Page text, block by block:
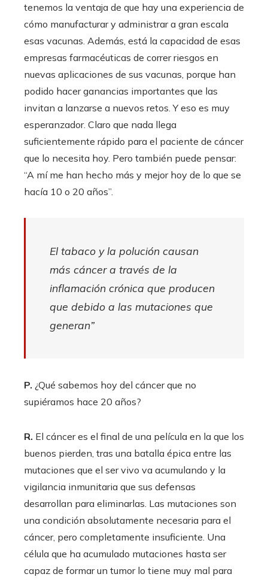
tenemos la ventaja de que hay una experiencia de
cómo manufacturar y administrar a gran escala
esas vacunas. Además, está la capacidad de esas
empresas farmacéuticas de correr riesgos en
nuevas aplicaciones de sus vacunas, porque han
podido hacer ganancias importantes que las
invitan a lanzarse a nuevos retos. Y eso es muy
esperanzador. Claro que nada llega
suficientemente rápido para el paciente de cáncer
que lo necesita hoy. Pero también puede pensar:
“A mí me han hecho más y mejor hoy de lo que se
hacía 10 o 20 años”.
El tabaco y la polución causan
más cáncer a través de la
inflamación crónica que producen
que debido a las mutaciones que
generan”
P. ¿Qué sabemos hoy del cáncer que no
supiéramos hace 20 años?
R. El cáncer es el final de una película en la que los
buenos pierden, tras una batalla épica entre las
mutaciones que el ser vivo va acumulando y la
vigilancia inmunitaria que sus defensas
desarrollan para eliminarlas. Las mutaciones son
una condición absolutamente necesaria para el
cáncer, pero completamente insuficiente. Una
célula que ha acumulado mutaciones hasta ser
capaz de formar un tumor lo tiene muy mal para